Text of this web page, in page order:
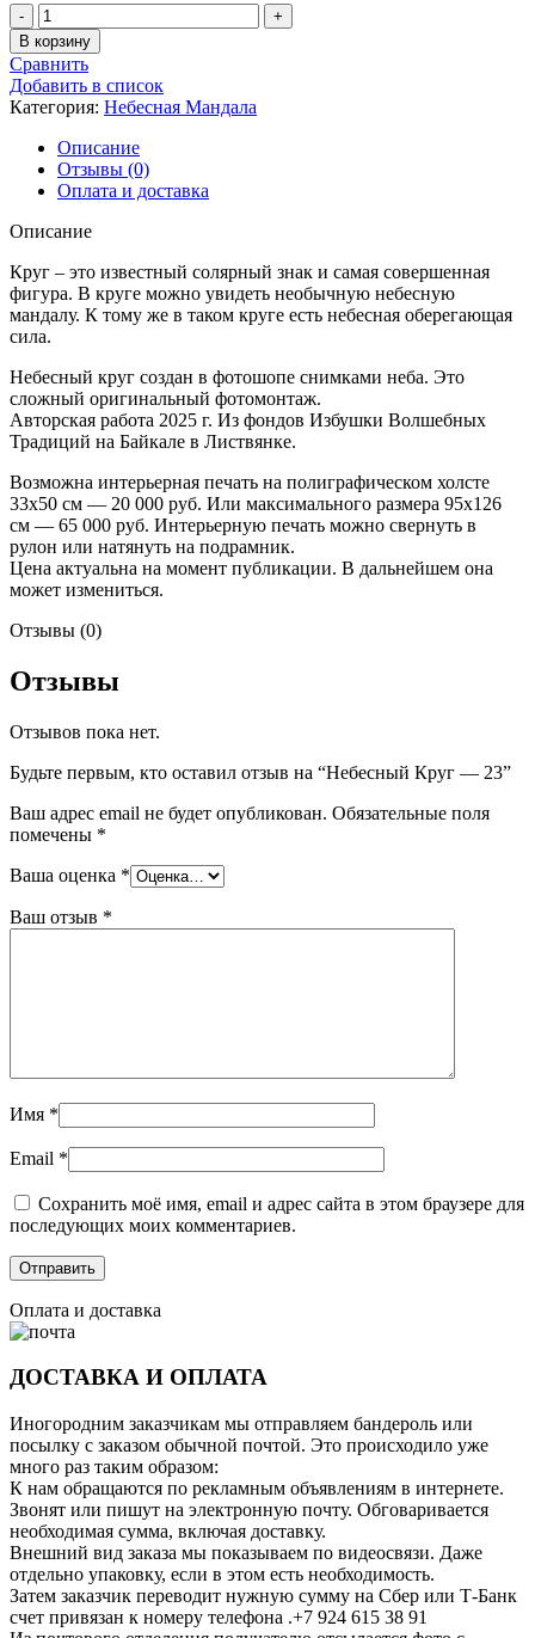
Количество
товара
Небесный
Круг
-
23
В корзину
Сравнить
Добавить в список
Категория: Небесная Мандала
Описание
Отзывы (0)
Оплата и доставка
Описание
Круг – это известный солярный знак и самая совершенная
фигура. В круге можно увидеть необычную небесную
мандалу. К тому же в таком круге есть небесная оберегающая
сила.
Небесный круг создан в фотошопе снимками неба. Это
сложный оригинальный фотомонтаж.
Авторская работа 2025 г. Из фондов Избушки Волшебных
Традиций на Байкале в Листвянке.
Возможна интерьерная печать на полиграфическом холсте
33х50 см — 20 000 руб. Или максимального размера 95х126
см — 65 000 руб. Интерьерную печать можно свернуть в
рулон или натянуть на подрамник.
Цена актуальна на момент публикации. В дальнейшем она
может измениться.
Отзывы (0)
Отзывы
Отзывов пока нет.
Будьте первым, кто оставил отзыв на “Небесный Круг — 23”
Ваш адрес email не будет опубликован. Обязательные поля
помечены *
Ваша оценка *
Ваш отзыв *
Имя *
Email *
Сохранить моё имя, email и адрес сайта в этом браузере для
последующих моих комментариев.
Оплата и доставка
ДОСТАВКА И ОПЛАТА
Иногородним заказчикам мы отправляем бандероль или
посылку с заказом обычной почтой. Это происходило уже
много раз таким образом:
К нам обращаются по рекламным объявлениям в интернете.
Звонят или пишут на электронную почту. Обговаривается
необходимая сумма, включая доставку.
Внешний вид заказа мы показываем по видеосвязи. Даже
отдельно упаковку, если в этом есть необходимость.
Затем заказчик переводит нужную сумму на Сбер или Т-Банк
счет привязан к номеру телефона .+7 924 615 38 91